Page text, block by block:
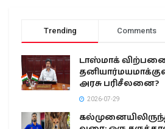
Trending Comments
டாஸ்மாக்
அரசு பரிசீலனை?
2026-07-29